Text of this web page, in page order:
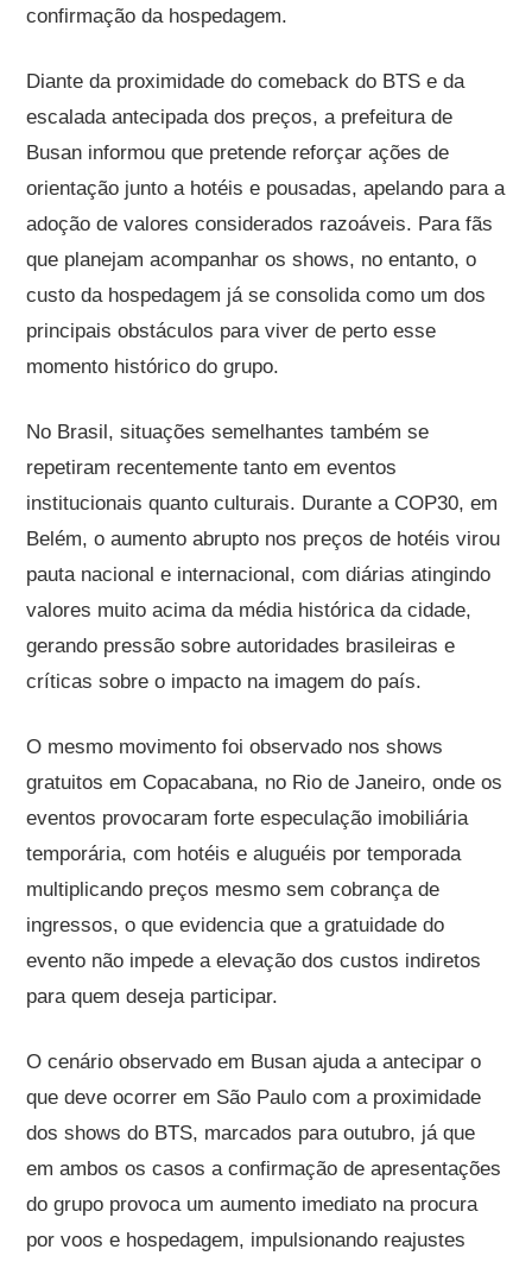
confirmação da hospedagem.
Diante da proximidade do comeback do BTS e da
escalada antecipada dos preços, a prefeitura de
Busan informou que pretende reforçar ações de
orientação junto a hotéis e pousadas, apelando para a
adoção de valores considerados razoáveis. Para fãs
que planejam acompanhar os shows, no entanto, o
custo da hospedagem já se consolida como um dos
principais obstáculos para viver de perto esse
momento histórico do grupo.
No Brasil, situações semelhantes também se
repetiram recentemente tanto em eventos
institucionais quanto culturais. Durante a COP30, em
Belém, o aumento abrupto nos preços de hotéis virou
pauta nacional e internacional, com diárias atingindo
valores muito acima da média histórica da cidade,
gerando pressão sobre autoridades brasileiras e
críticas sobre o impacto na imagem do país.
O mesmo movimento foi observado nos shows
gratuitos em Copacabana, no Rio de Janeiro, onde os
eventos provocaram forte especulação imobiliária
temporária, com hotéis e aluguéis por temporada
multiplicando preços mesmo sem cobrança de
ingressos, o que evidencia que a gratuidade do
evento não impede a elevação dos custos indiretos
para quem deseja participar.
O cenário observado em Busan ajuda a antecipar o
que deve ocorrer em São Paulo com a proximidade
dos shows do BTS, marcados para outubro, já que
em ambos os casos a confirmação de apresentações
do grupo provoca um aumento imediato na procura
por voos e hospedagem, impulsionando reajustes